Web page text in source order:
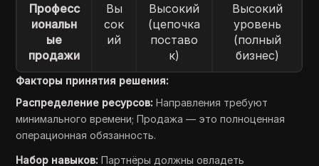
Професс
иональн
ые
продажи
Вы
сок
ий
Высокий
(цепочка
поставо
к)
Высокий
уровень
(полный
бизнес)
Факторы принятия решения:
Распределение ресурсов: Направления требуют
минимального времени; Продажа — это полноценная
операционная обязанность.
Набор навыков: Партнёры должны овладеть